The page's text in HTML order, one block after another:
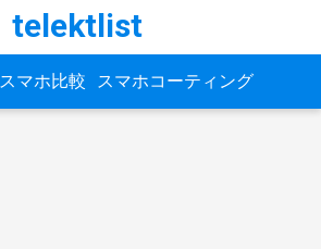
telektlist
スマホ比較 スマホコーティング